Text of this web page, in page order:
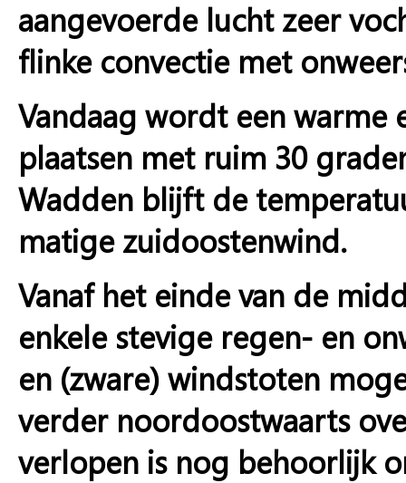
aangevoerde lucht zeer
flinke convectie met
Vandaag wordt een warme
plaatsen met ruim 30
Wadden blijft de
matige zuidoostenwind.
Vanaf het einde van de
enkele stevige regen- en
en (zware) windstoten
verder noordoostwaarts
verlopen is nog behoorlijk